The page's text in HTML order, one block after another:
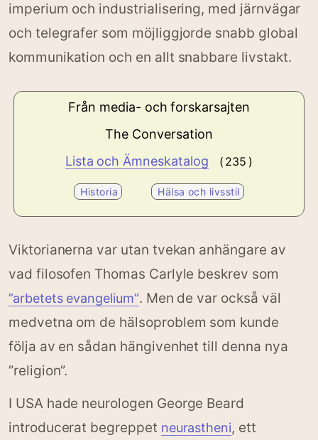
imperium och industrialisering, med järnvägar
och telegrafer som möjliggjorde snabb global
kommunikation och en allt snabbare livstakt.
Från media- och forskarsajten
The Conversation
Lista och Ämneskatalog
( 235 )
Historia Hälsa och livsstil
Viktorianerna var utan tvekan anhängare av
vad filosofen Thomas Carlyle beskrev som
”arbetets evangelium”. Men de var också väl
medvetna om de hälsoproblem som kunde
följa av en sådan hängivenhet till denna nya
”religion”.
I USA hade neurologen George Beard
introducerat begreppet neurastheni, ett